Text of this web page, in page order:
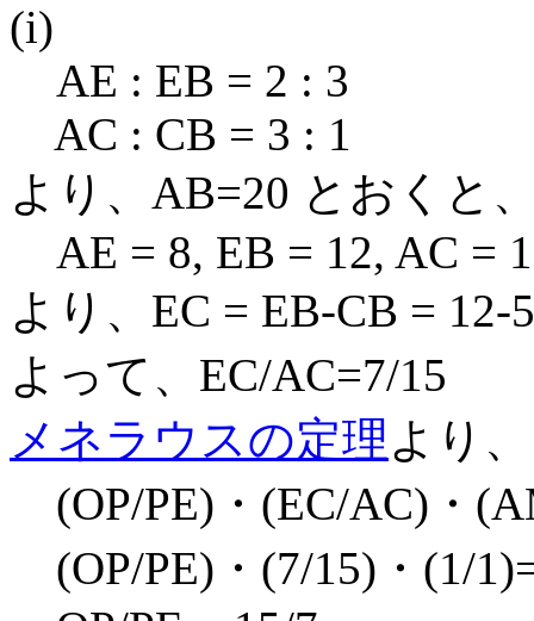
(i)
AE : EB = 2 : 3
AC : CB = 3 : 1
より、AB=20 とおくと
AE = 8, EB = 12, AC =
より、EC = EB-CB = 12-
よって、EC/AC=7/15
メネラウスの定理より、
(OP/PE)・(EC/AC)・
(OP/PE)・(7/15)・(1/